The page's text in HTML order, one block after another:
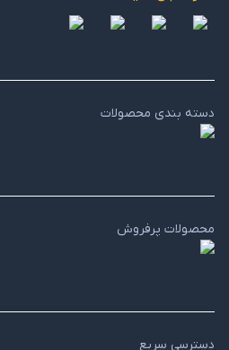
دسته بندی محصولات
محصولات پرفروش
دسترسی سریع